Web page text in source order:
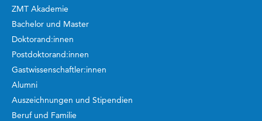
ZMT Akademie
Bachelor und Master
Doktorand:innen
Postdoktorand:innen
Gastwissenschaftler:innen
Alumni
Auszeichnungen und Stipendien
Beruf und Familie